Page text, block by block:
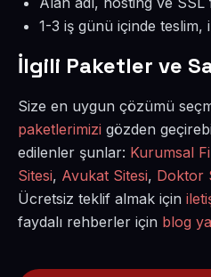
1-3 iş günü içinde teslim,
İlgili Paketler ve
Size en uygun çözümü
paketlerimizi gözden
edilenler şunlar: Kurumsal
Sitesi, Avukat Sitesi, Doktor
Ücretsiz teklif almak için
faydalı rehberler için blog